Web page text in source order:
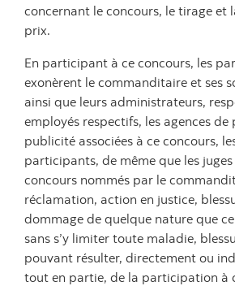
concernant le concours, le tirage et
prix.
En participant à ce concours, les
exonèrent le commanditaire et ses
ainsi que leurs administrateurs,
employés respectifs, les agences
publicité associées à ce concours,
participants, de même que les
concours nommés par le
réclamation, action en justice,
dommage de quelque nature que
sans s’y limiter toute maladie,
pouvant résulter, directement ou
tout en partie, de la participation à